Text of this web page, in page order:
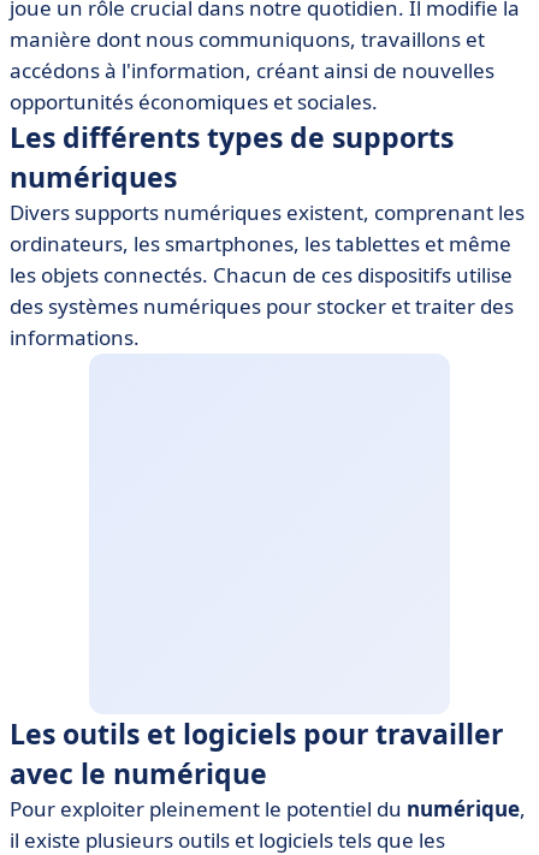
numérique
joue un rôle crucial dans notre quotidien. Il modifie la
manière dont nous communiquons, travaillons et
accédons à l'information, créant ainsi de nouvelles
opportunités économiques et sociales.
Les différents types de supports
numériques
Divers supports numériques existent, comprenant les
ordinateurs, les smartphones, les tablettes et même
les objets connectés. Chacun de ces dispositifs utilise
des systèmes numériques pour stocker et traiter des
informations.
Les outils et logiciels pour travailler
avec le numérique
Pour exploiter pleinement le potentiel du numérique,
il existe plusieurs outils et logiciels tels que les